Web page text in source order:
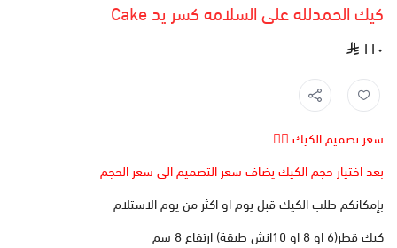
كيك الحمدلله على السلامه كسر يد Cake
١١٠
سعر تصميم الكيك 👆🏻
بعد اختيار حجم الكيك يضاف سعر التصميم الى سعر الحجم
بإمكانكم طلب الكيك قبل يوم او اكثر من يوم الاستلام
كيك قطر(6 او 8 او 10انش طبقة) ارتفاع 8 سم